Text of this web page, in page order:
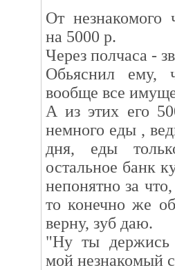
От незнакомого
на 5000 р.
Через полчаса -
Обьяснил ему,
вообще все
А из этих его
немного еды ,
дня, еды
остальное банк
непонятно за
то конечно же
верну, зуб даю.
"Ну ты держись
мой незнакомый